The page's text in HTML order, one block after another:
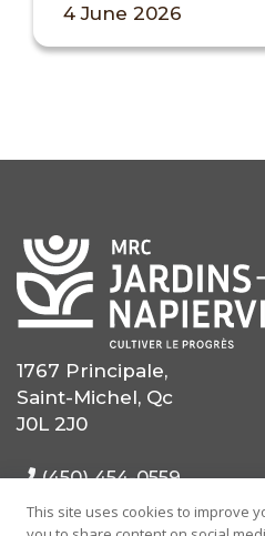
4 June 2026
1767 Principale,
Saint-Michel, Qc
J0L 2J0
(450) 454-0559
(514) 725-0559
This site uses cookies to improve